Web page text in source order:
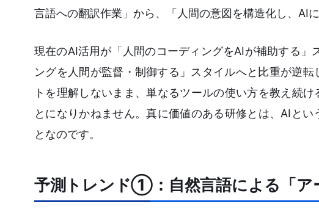
言語への翻訳作業」から、「人間の意図を構造化し、AI
現在のAI活用が「人間のコーディングをAIが補助する
ングを人間が監督・制御する」スタイルへと比重が逆
トを理解しないまま、単なるツールの使い方を教え続
とになりかねません。真に価値のある研修とは、AIと
となのです。
予測トレンド①：自然言語による「ア